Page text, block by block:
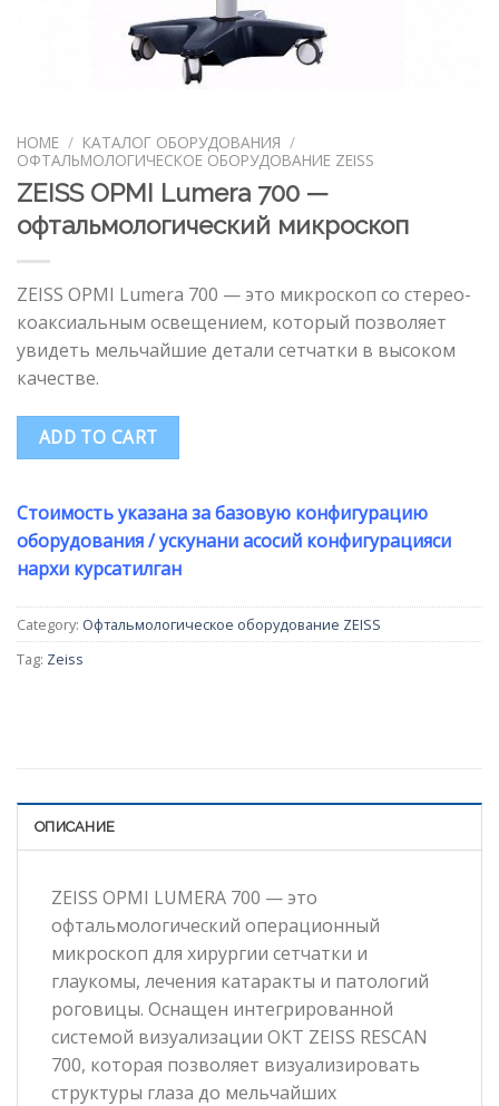
HOME / КАТАЛОГ ОБОРУДОВАНИЯ /
ОФТАЛЬМОЛОГИЧЕСКОЕ ОБОРУДОВАНИЕ ZEISS
ZEISS OPMI Lumera 700 —
офтальмологический микроскоп
ZEISS OPMI Lumera 700 — это микроскоп со стерео-
коаксиальным освещением, который позволяет
увидеть мельчайшие детали сетчатки в высоком
качестве.
ADD TO CART
Стоимость указана за базовую конфигурацию
оборудования / ускунани асосий конфигурацияси
нархи курсатилган
Category: Офтальмологическое оборудование ZEISS
Tag: Zeiss
ОПИСАНИЕ
ZEISS OPMI LUMERA 700 — это
офтальмологический операционный
микроскоп для хирургии сетчатки и
глаукомы, лечения катаракты и патологий
роговицы. Оснащен интегрированной
системой визуализации ОКТ ZEISS RESCAN
700, которая позволяет визуализировать
структуры глаза до мельчайших